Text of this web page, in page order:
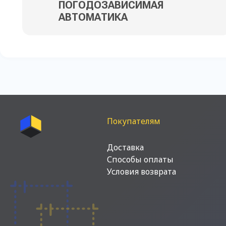
ПОГОДОЗАВИСИМАЯ
АВТОМАТИКА
Покупателям
Доставка
Способы оплаты
Условия возврата